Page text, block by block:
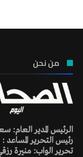
من نحن
الرئيس المدير العام:
رئيس التحرير
تحرير الواب: منيرة